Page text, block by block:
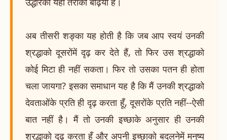
अब तीसरी शङ्का यह होती है कि जब आप स्वयं उनकी
श्रद्धाको दूसरोंमें दृढ़ कर देते हैं, तो फिर उस श्रद्धाको
कोई मिटा ही नहीं सकता। फिर तो उसका पतन ही होता
चला जायगा? इसका समाधान यह है कि मैं उनकी श्रद्धाको
देवताओंके प्रति ही दृढ़ करता हूँ, दूसरोंके प्रति नहीं--ऐसी
बात नहीं है। मैं तो उनकी इच्छाके अनुसार ही उनकी
श्रद्धाको दृढ़ करता हूँ और अपनी इच्छाको बदलनेमें मनुष्य